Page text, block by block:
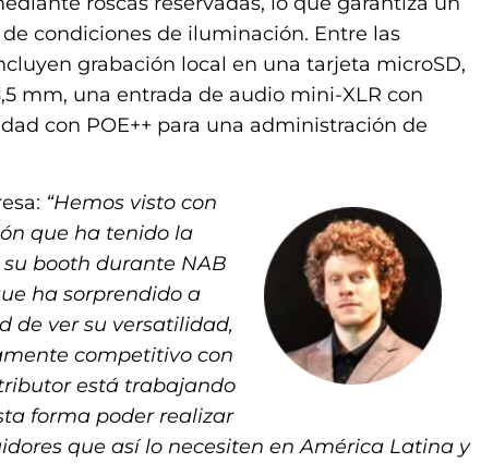
condiciones de iluminación. Entre las
grabación local en una tarjeta microSD,
mm, una entrada de audio mini-XLR con
con POE++ para una administración de
“Hemos visto con
que ha tenido la
booth durante NAB
ha sorprendido a
de ver su versatilidad,
competitivo con
está trabajando
forma poder realizar
que así lo necesiten en América Latina y